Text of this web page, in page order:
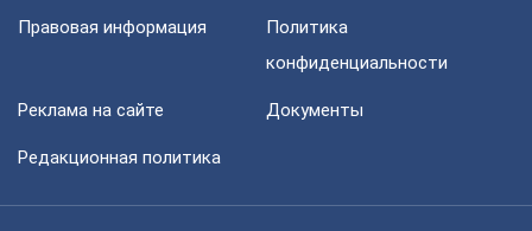
Правовая информация
Политика
конфиденциальности
Реклама на сайте Документы
Редакционная политика